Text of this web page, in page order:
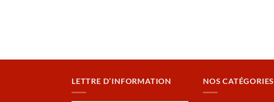
LETTRE D’INFORMATION NOS CATÉGORIES